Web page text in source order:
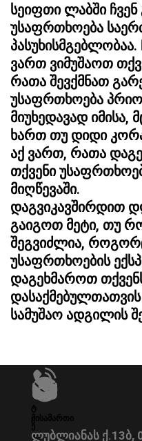
სეიფთი ლაბში ჩვენ
უსაფრთხოება
პასუხისმგებლობაა.
ვართ ვიმუშაოთ
რათა შევქმნათ
უსაფრთხოება
მიუხედავად იმისა,
ხართ თუ დიდი
აქ ვართ, რათა
თქვენი
მიღწევაში.
დაგვიკავშირდით
გაიგოთ მეტი, თუ
შეგვიძლია,
უსაფრთხოების
დაგეხმაროთ
სამუშაო ადგილის
Ტ
Ე
Ე
Ლ
Მისამართი
ლუბლიანას ქ.13ბ,